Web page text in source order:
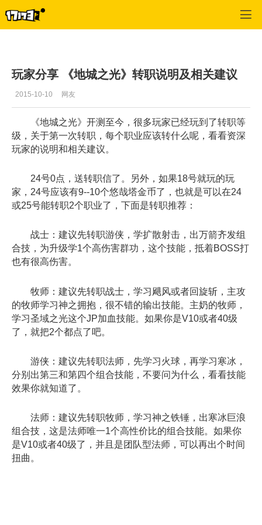
玩家分享 《地城之光》转职说明及相关建议
2015-10-10 网友
《地城之光》开测至今，很多玩家已经玩到了转职等
级，关于第一次转职，每个职业应该转什么呢，看看资深
玩家的说明和相关建议。
24号0点，送转职信了。另外，如果18号就玩的玩
家，24号应该有9--10个悠哉塔金币了，也就是可以在24
或25号能转职2个职业了，下面是转职推荐：
战士：建议先转职游侠，学扩散射击，出万箭齐发组
合技，为升级学1个高伤害群功，这个技能，抵着BOSS打
也有很高伤害。
牧师：建议先转职战士，学习飓风或者回旋斩，主攻
的牧师学习神之拥抱，很不错的输出技能。主奶的牧师，
学习圣域之光这个JP加血技能。如果你是V10或者40级
了，就把2个都点了吧。
游侠：建议先转职法师，先学习火球，再学习寒冰，
分别出第三和第四个组合技能，不要问为什么，看看技能
效果你就知道了。
法师：建议先转职牧师，学习神之铁锤，出寒冰巨浪
组合技，这是法师唯一1个高性价比的组合技能。如果你
是V10或者40级了，并且是团队型法师，可以再出个时间
扭曲。